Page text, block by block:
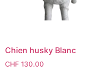
Chien husky Blanc
CHF 130.00